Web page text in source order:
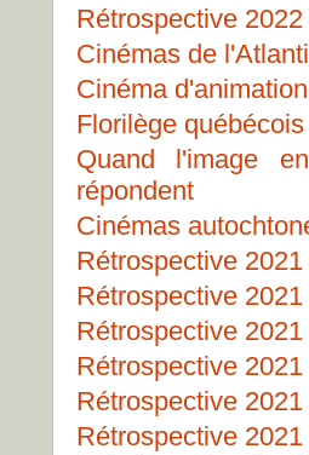
Rétrospective
Cinémas de
Cinéma
Florilège
Quand l'image
répondent
Cinémas
Rétrospective
Rétrospective
Rétrospective
Rétrospective
Rétrospective
Rétrospective